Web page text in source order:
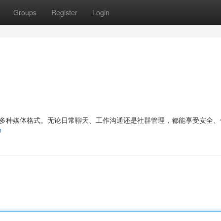
Groups Register Login
媒体格式。无论日常聊天、工作沟通还是社群管理，都能享受安全